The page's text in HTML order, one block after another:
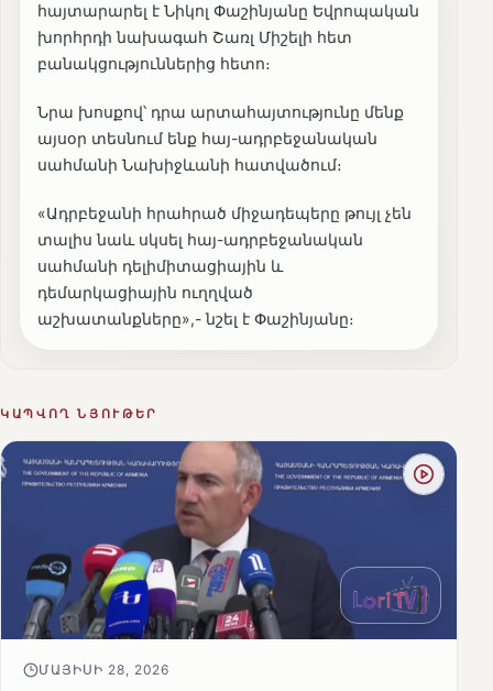
հայտարարել է Նիկոլ Փաշինյանը Եվրոպական
խորհրդի նախագահ Շառլ Միշելի հետ
բանակցություններից հետո։
Նրա խոսքով՝ դրա արտահայտությունը մենք
այսօր տեսնում ենք հայ-ադրբեջանական
սահմանի Նախիջևանի հատվածում։
«Ադրբեջանի հրահրած միջադեպերը թույլ չեն
տալիս նաև սկսել հայ-ադրբեջանական
սահմանի դելիմիտացիային և
դեմարկացիային ուղղված
աշխատանքները»,- նշել է Փաշինյանը։
ԿԱՊՎՈՂ ՆՅՈՒԹԵՐ
ՄԱՅԻՍԻ 28, 2026